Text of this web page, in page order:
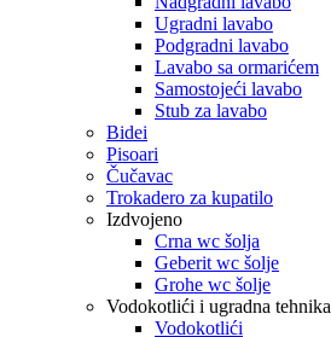
Ugradni lavabo
Podgradni lavabo
Lavabo sa ormarićem
Samostojeći lavabo
Stub za lavabo
Bidei
Pisoari
Čučavac
Trokadero za kupatilo
Izdvojeno
Crna wc šolja
Geberit wc šolje
Grohe wc šolje
Vodokotlići i ugradna tehnika
Vodokotlići